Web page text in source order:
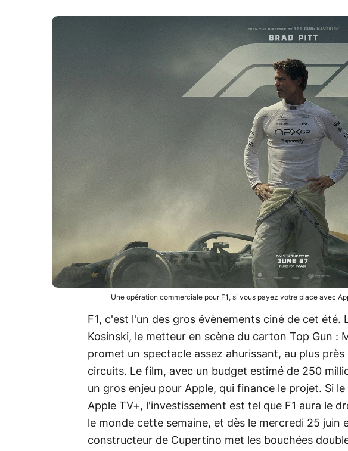
Une opération commerciale pour F1, si vous payez votre place avec
F1, c'est l'un des gros évènements ciné de cet été.
Kosinski, le metteur en scène du carton Top Gun :
promet un spectacle assez ahurissant, au plus
circuits. Le film, avec un budget estimé de 250
un gros enjeu pour Apple, qui finance le projet. Si
Apple TV+, l'investissement est tel que F1 aura le
le monde cette semaine, et dès le mercredi 25 juin
constructeur de Cupertino met les bouchées